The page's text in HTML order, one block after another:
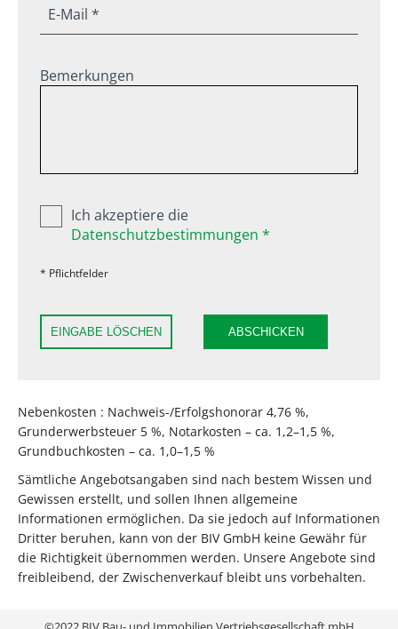
E-Mail *
Bemerkungen
Ich akzeptiere die
Datenschutzbestimmungen *
* Pflichtfelder
EINGABE LÖSCHEN ABSCHICKEN
Nebenkosten : Nachweis-/Erfolgshonorar 4,76 %,
Grunderwerbsteuer 5 %, Notarkosten – ca. 1,2–1,5 %,
Grundbuchkosten – ca. 1,0–1,5 %
Sämtliche Angebotsangaben sind nach bestem Wissen und
Gewissen erstellt, und sollen Ihnen allgemeine
Informationen ermöglichen. Da sie jedoch auf Informationen
Dritter beruhen, kann von der BIV GmbH keine Gewähr für
die Richtigkeit übernommen werden. Unsere Angebote sind
freibleibend, der Zwischenverkauf bleibt uns vorbehalten.